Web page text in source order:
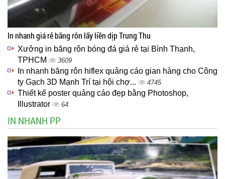
In nhanh giá rẻ băng rôn lấy liền dịp Trung Thu
Xưởng in băng rôn bóng đá giá rẻ tại Bình Thạnh,
TPHCM
3609
In nhanh băng rôn hiflex quảng cáo gian hàng cho Công
ty Gạch 3D Mạnh Trí tại hội chợ...
4745
Thiết kế poster quảng cáo đẹp bằng Photoshop,
Illustrator
64
IN NHANH PP